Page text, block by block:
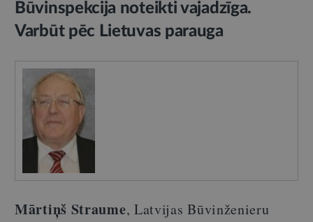
Būvinspekcija noteikti vajadzīga.
Varbūt pēc Lietuvas parauga
Mārtiņš Straume, Latvijas Būvinženieru